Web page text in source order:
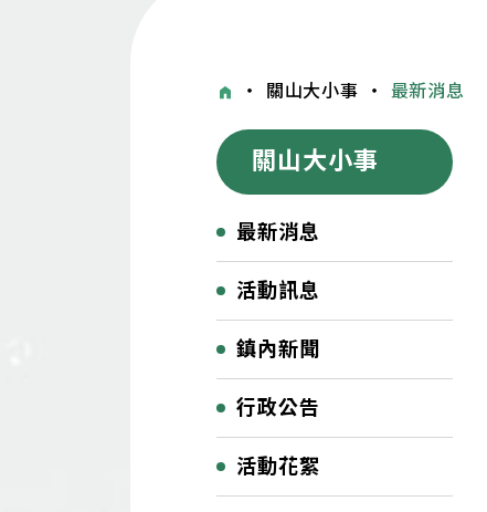
・ 關山大小事 ・ 最新消息
關山大小事
最新消息
活動訊息
鎮內新聞
行政公告
活動花絮